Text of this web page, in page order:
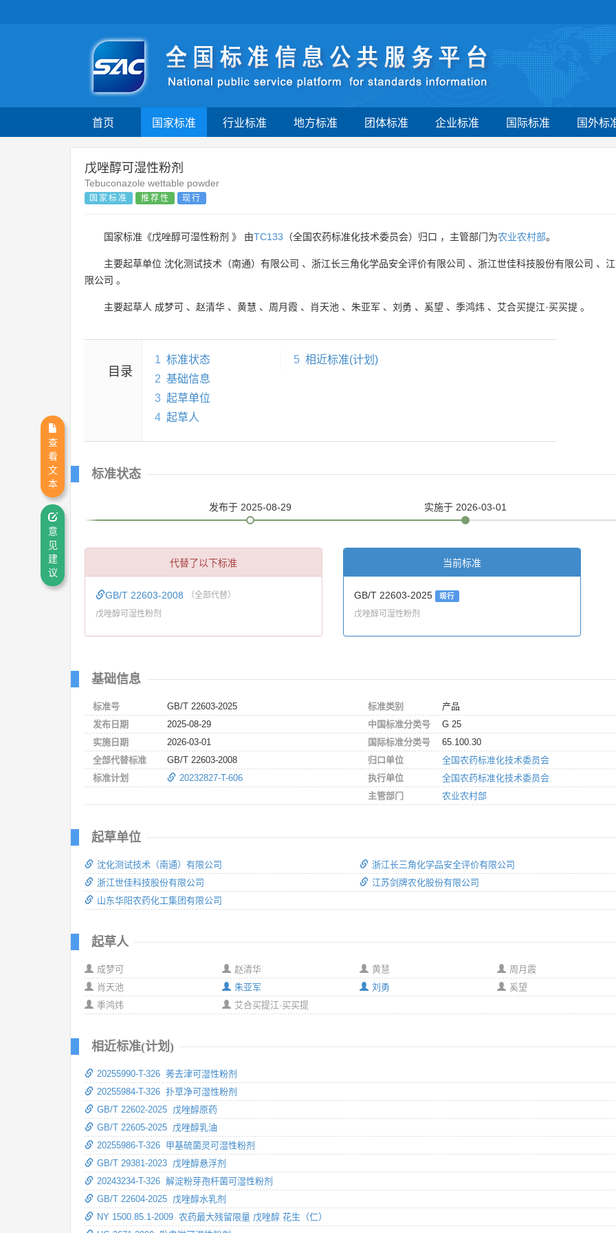
首页 国家标准 行业标准 地方标准 团体标准 企业标准 国际标准 国外标
戊唑醇可湿性粉剂
Tebuconazole wettable powder
国家标准 推荐性 现行
国家标准《戊唑醇可湿性粉剂 》 由TC133 （全国农药标准化技术委员会）归口 ，主管部门为农业农村部。
主要起草单位 沈化测试技术（南通）有限公司 、 浙江长三角化学品安全评价有限公司 、 浙江世佳科技股份有限公司 、
限公司 。
主要起草人 成梦可 、 赵清华 、 黄慧 、 周月霞 、 肖天池 、 朱亚军 、 刘勇 、 奚望 、 季鸿炜 、 艾合买提江·买买提 。
目录
1 标准状态
2 基础信息
3 起草单位
4 起草人
5 相近标准(计划)
标准状态
发布于 2025-08-29 实施于 2026-03-01
代替了以下标准
GB/T 22603-2008 （全部代替）
戊唑醇可湿性粉剂
当前标准
GB/T 22603-2025 现行
戊唑醇可湿性粉剂
基础信息
标准号
GB/T 22603-2025
发布日期
2025-08-29
实施日期
2026-03-01
全部代替标准
GB/T 22603-2008
标准计划
20232827-T-606
标准类别
产品
中国标准分类号
G 25
国际标准分类号
65.100.30
归口单位
全国农药标准化技术委员会
执行单位
全国农药标准化技术委员会
主管部门
农业农村部
起草单位
沈化测试技术（南通）有限公司
浙江世佳科技股份有限公司
山东华阳农药化工集团有限公司
浙江长三角化学品安全评价有限公司
江苏剑牌农化股份有限公司
起草人
成梦可
赵清华
肖天池
朱亚军
季鸿炜
艾合买提江·买买提
黄慧
周月霞
刘勇
奚望
相近标准(计划)
20255990-T-326 莠去津可湿性粉剂
20255984-T-326 扑草净可湿性粉剂
GB/T 22602-2025 戊唑醇原药
GB/T 22605-2025 戊唑醇乳油
20255986-T-326 甲基硫菌灵可湿性粉剂
GB/T 29381-2023 戊唑醇悬浮剂
20243234-T-326 解淀粉芽孢杆菌可湿性粉剂
GB/T 22604-2025 戊唑醇水乳剂
NY 1500.85.1-2009 农药最大残留限量 戊唑醇 花生（仁）
查
看
文
本
意
见
建
议